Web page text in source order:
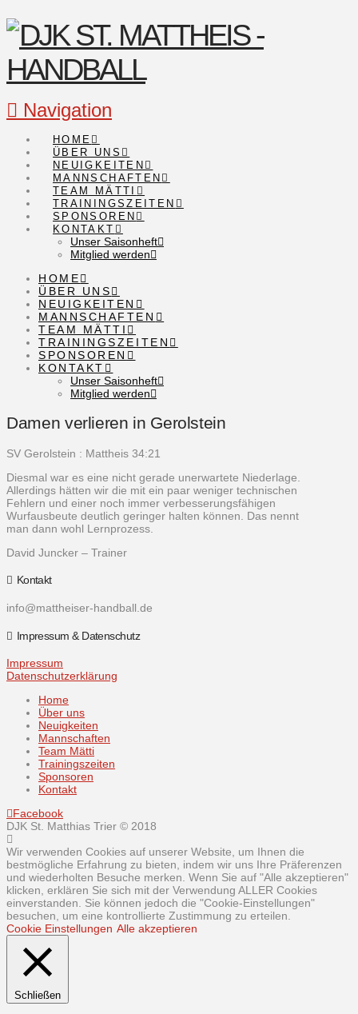
Navigation
HOME
ÜBER UNS
NEUIGKEITEN
MANNSCHAFTEN
TEAM MÄTTI
TRAININGSZEITEN
SPONSOREN
KONTAKT
Unser Saisonheft
Mitglied werden
HOME
ÜBER UNS
NEUIGKEITEN
MANNSCHAFTEN
TEAM MÄTTI
TRAININGSZEITEN
SPONSOREN
KONTAKT
Unser Saisonheft
Mitglied werden
Damen verlieren in Gerolstein
SV Gerolstein : Mattheis 34:21
Diesmal war es eine nicht gerade unerwartete Niederlage.
Allerdings hätten wir die mit ein paar weniger technischen
Fehlern und einer noch immer verbesserungsfähigen
Wurfausbeute deutlich geringer halten können. Das nennt
man dann wohl Lernprozess.
David Juncker – Trainer
Kontakt
info@mattheiser-handball.de
Impressum & Datenschutz
Impressum
Datenschutzerklärung
Home
Über uns
Neuigkeiten
Mannschaften
Team Mätti
Trainingszeiten
Sponsoren
Kontakt
Facebook
DJK St. Matthias Trier © 2018
Wir verwenden Cookies auf unserer Website, um Ihnen die
bestmögliche Erfahrung zu bieten, indem wir uns Ihre Präferenzen
und wiederholten Besuche merken. Wenn Sie auf "Alle akzeptieren"
klicken, erklären Sie sich mit der Verwendung ALLER Cookies
einverstanden. Sie können jedoch die "Cookie-Einstellungen"
besuchen, um eine kontrollierte Zustimmung zu erteilen.
Cookie Einstellungen Alle akzeptieren
Schließen